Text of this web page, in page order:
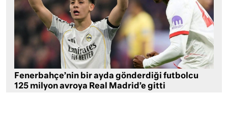
Fenerbahçe’nin bir ayda gönderdiği futbolcu
125 milyon avroya Real Madrid’e gitti